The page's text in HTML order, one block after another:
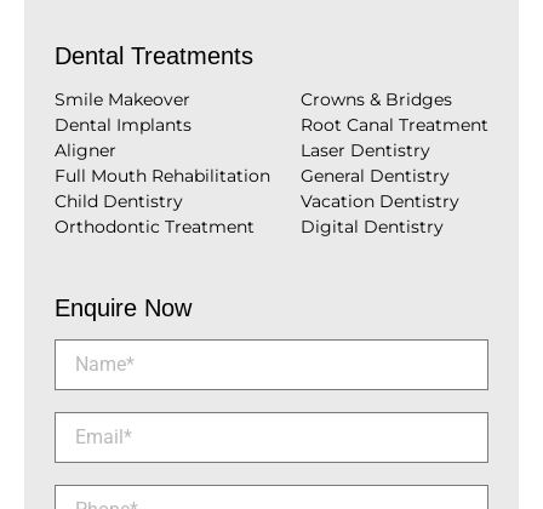
Dental Treatments
Smile Makeover
Dental Implants
Aligner
Full Mouth Rehabilitation
Child Dentistry
Orthodontic Treatment
Crowns & Bridges
Root Canal Treatment
Laser Dentistry
General Dentistry
Vacation Dentistry
Digital Dentistry
Enquire Now